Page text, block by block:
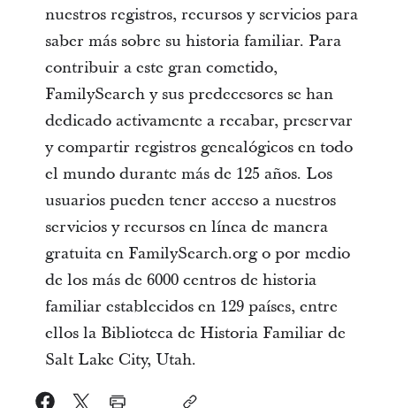
nuestros registros, recursos y servicios para
saber más sobre su historia familiar. Para
contribuir a este gran cometido,
FamilySearch y sus predecesores se han
dedicado activamente a recabar, preservar
y compartir registros genealógicos en todo
el mundo durante más de 125 años. Los
usuarios pueden tener acceso a nuestros
servicios y recursos en línea de manera
gratuita en FamilySearch.org o por medio
de los más de 6000 centros de historia
familiar establecidos en 129 países, entre
ellos la Biblioteca de Historia Familiar de
Salt Lake City, Utah.